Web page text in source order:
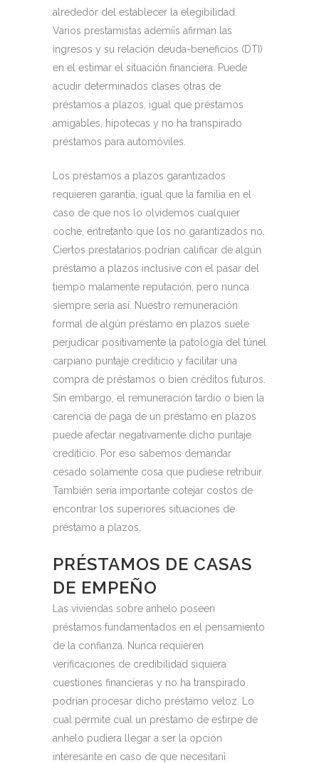
alrededor del establecer la elegibilidad.
Varios prestamistas ademí¡s afirman las
ingresos y su relación deuda-beneficios (DTI)
en el estimar el situación financiera. Puede
acudir determinados clases otras de
préstamos a plazos, igual que préstamos
amigables, hipotecas y no ha transpirado
préstamos para automóviles.
Los préstamos a plazos garantizados
requieren garantía, igual que la familia en el
caso de que nos lo olvidemos cualquier
coche, entretanto que los no garantizados no.
Ciertos prestatarios podrían calificar de algún
préstamo a plazos inclusive con el pasar del
tiempo malamente reputación, pero nunca
siempre serí­a así. Nuestro remuneración
formal de algún préstamo en plazos suele
perjudicar positivamente la patologí­a del túnel
carpiano puntaje crediticio y facilitar una
compra de préstamos o bien créditos futuros.
Sin embargo, el remuneración tardío o bien la
carencia de paga de un préstamo en plazos
puede afectar negativamente dicho puntaje
crediticio. Por eso sabemos demandar
cesado solamente cosa que pudiese retribuir.
También serí­a importante cotejar costos de
encontrar los superiores situaciones de
préstamo a plazos.
PRÉSTAMOS DE CASAS
DE EMPEÑO
Las viviendas sobre anhelo poseen
préstamos fundamentados ​​en el pensamiento
de la confianza. Nunca requieren
verificaciones de credibilidad siquiera
cuestiones financieras y no ha transpirado
podrían procesar dicho préstamo veloz. Lo
cual permite cual un préstamo de estirpe de
anhelo pudiera llegar a ser la opción
interesante en caso de que necesitarí¡